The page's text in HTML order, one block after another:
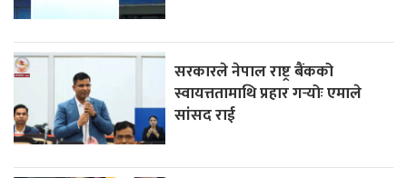
सरकारले नेपाल राष्ट्र बैंकको
स्वायत्ततामाथि प्रहार गर्‍योः एमाले
सांसद राई